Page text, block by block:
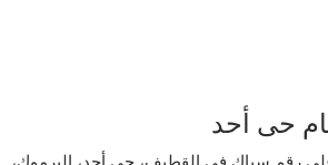
حى أحد
رقم سباك في القطيف، حى أحد، اليرموك،